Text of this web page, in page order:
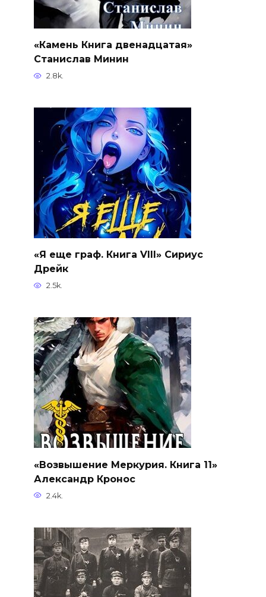
«Камень Книга двенадцатая»
Станислав Минин
2.8k.
«Я еще граф. Книга VIII» Сириус
Дрейк
2.5k.
«Возвышение Меркурия. Книга 11»
Александр Кронос
2.4k.